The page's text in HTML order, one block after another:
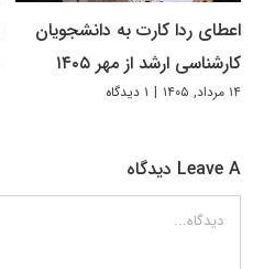
اعطای ردا کارت به دانشجویان
کارشناسی ارشد از مهر ۱۴۰۵
۱۴ مرداد, ۱۴۰۵ | ۱ دیدگاه
Leave A دیدگاه
دیدگاه